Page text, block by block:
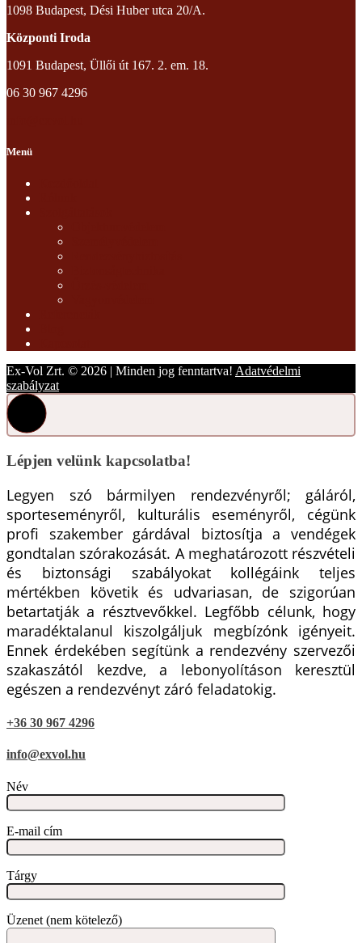
1098 Budapest, Dési Huber utca 20/A.
Központi Iroda
1091 Budapest, Üllői út 167. 2. em. 18.
06 30 967 4296
Menü
Ex-Vol Zrt. © 2026 | Minden jog fenntartva! Adatvédelmi
szabályzat
Lépjen velünk kapcsolatba!
Legyen szó bármilyen rendezvényről; gáláról,
sporteseményről, kulturális eseményről, cégünk
profi szakember gárdával biztosítja a vendégek
gondtalan szórakozását. A meghatározott részvételi
és biztonsági szabályokat kollégáink teljes
mértékben követik és udvariasan, de szigorúan
betartatják a résztvevőkkel. Legfőbb célunk, hogy
maradéktalanul kiszolgáljuk megbízónk igényeit.
Ennek érdekében segítünk a rendezvény szervezői
szakaszától kezdve, a lebonyolításon keresztül
egészen a rendezvényt záró feladatokig.
+36 30 967 4296
info@exvol.hu
Név
E-mail cím
Tárgy
Üzenet (nem kötelező)